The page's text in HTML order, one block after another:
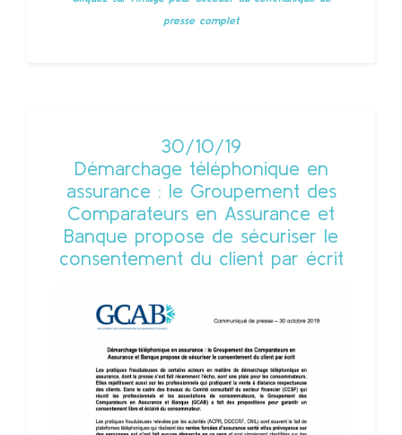
presse complet
30/10/19
Démarchage téléphonique en
assurance : le Groupement des
Comparateurs en Assurance et
Banque propose de sécuriser le
consentement du client par écrit